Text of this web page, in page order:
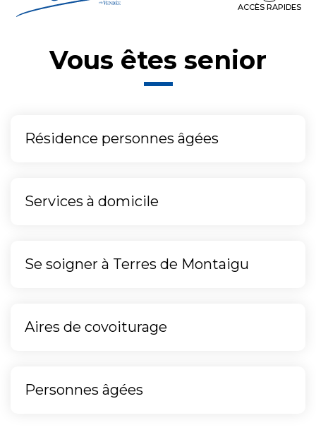
contenu
ACCÈS RAPIDES
Vous êtes senior
Résidence personnes âgées
Services à domicile
Se soigner à Terres de Montaigu
Aires de covoiturage
Personnes âgées